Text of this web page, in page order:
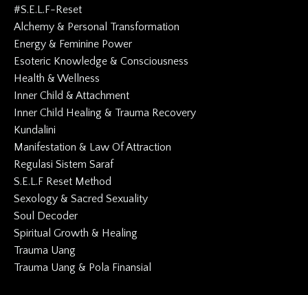
#s.e.l.f-Reset
Alchemy & Personal Transformation
Energy & Feminine Power
Esoteric Knowledge & Consciousness
Health & Wellness
Inner Child & Attachment
Inner Child Healing & Trauma Recovery
Kundalini
Manifestation & Law Of Attraction
Regulasi Sistem Saraf
S.e.l.f Reset Method
Sexology & Sacred Sexuality
Soul Decoder
Spiritual Growth & Healing
Trauma Uang
Trauma Uang & Pola Finansial